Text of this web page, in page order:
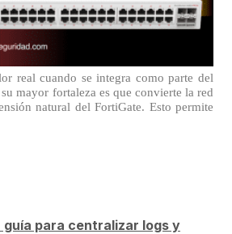
real cuando se integra como parte del
mayor fortaleza es que convierte la red
natural del FortiGate. Esto permite
guía para centralizar logs y